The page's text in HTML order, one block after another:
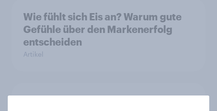
Wie fühlt sich Eis an? Warum gute
Gefühle über den Markenerfolg
entscheiden
Artikel